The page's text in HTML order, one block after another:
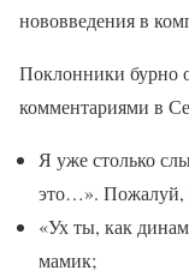
нововведения в
Поклонники бурно
комментариями в
Я уже столько
это…». Пожалуй,
«Ух ты, как
мамик;